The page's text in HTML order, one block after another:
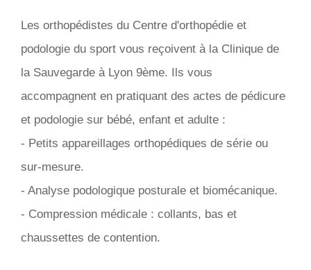
Les orthopédistes du Centre d'orthopédie et
podologie du sport vous reçoivent à la Clinique de
la Sauvegarde à Lyon 9ème. Ils vous
accompagnent en pratiquant des actes de pédicure
et podologie sur bébé, enfant et adulte :
- Petits appareillages orthopédiques de série ou
sur-mesure.
- Analyse podologique posturale et biomécanique.
- Compression médicale : collants, bas et
chaussettes de contention.